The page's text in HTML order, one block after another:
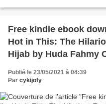
Free kindle ebook
Hot in This: The
Hijab by Huda Fahmy
Publié le 23/05/2021 à 04:39
Par cykijofy